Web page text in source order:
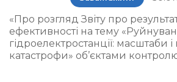
«Про розгляд Звіту про
ефективності на тему
гідроелектростанції: масштаби і
катастрофи» об’єктами